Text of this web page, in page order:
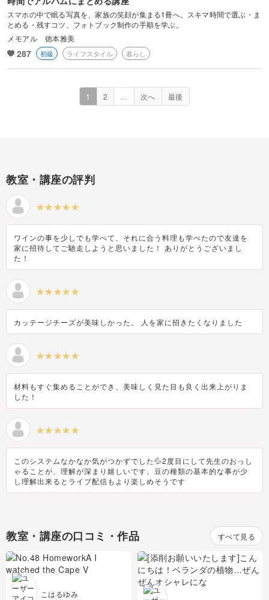
スマホの中で眠る写真を、家族の笑顔が集まる1冊へ。スキマ時間で選ぶ・ま
とめる・残すコツ、フォトブック制作の手順を学ぶ。
メモアル 徳本雅美
287 初級 ライフスタイル 暮らし
1 2 次へ 最後
教室・講座の評判
ワインの事を少しでも学べて、それに合う料理も学べたので友達を
家に招待してご馳走しようと思いました！ ありがとうございまし
た！
カッテージチーズが美味しかった。 人を家に招きたくなりました
材料もすぐ集めることができ、美味しく見た目も良く出来上がりま
した！
このシステムなかなか気がつかずでした💦2度目にして先生のおっし
ゃることが、理解が深まり嬉しいです。豆の種類の基本的な事が少
し理解出来るとライブ配信もより楽しめそうです
教室・講座の口コミ・作品 すべて見る
こはるゆみ